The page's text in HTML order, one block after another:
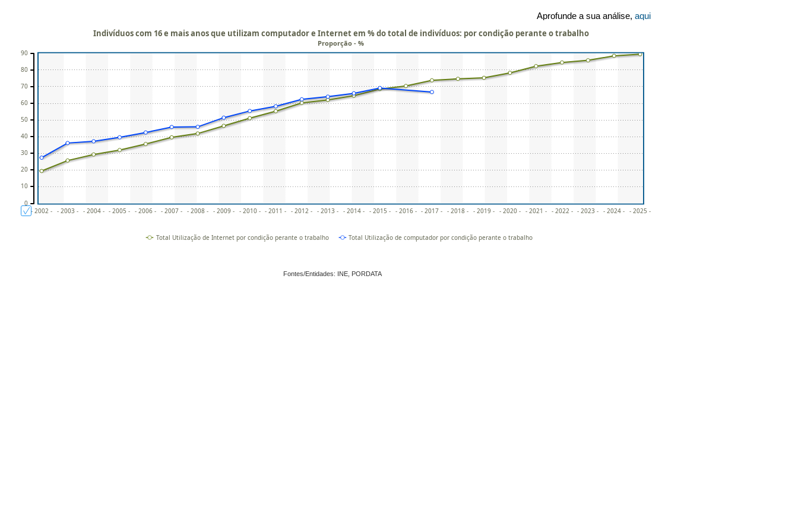
Aprofunde a sua análise, aqui
- 2002 - - 2003 - - 2004 - - 2005 - - 2006 - - 2007 - - 2008 - - 2009 - - 2010 - - 2011 - - 2012 - - 2013 - - 2014 - - 2015 - - 2016 - - 2017 - - 2018 - - 2019 - - 2020 - - 2021 - - 2022 - - 2023 - - 2024 - - 2025 -
Indivíduos com 16 e mais anos que utilizam computador e Internet em % do total de indivíduos: por condição perante o trabalho
Proporção - %
0
10
20
30
40
50
60
70
80
90
Total Utilização de Internet por condição perante o trabalho Total Utilização de computador por condição perante o trabalho
Fontes/Entidades: INE, PORDATA